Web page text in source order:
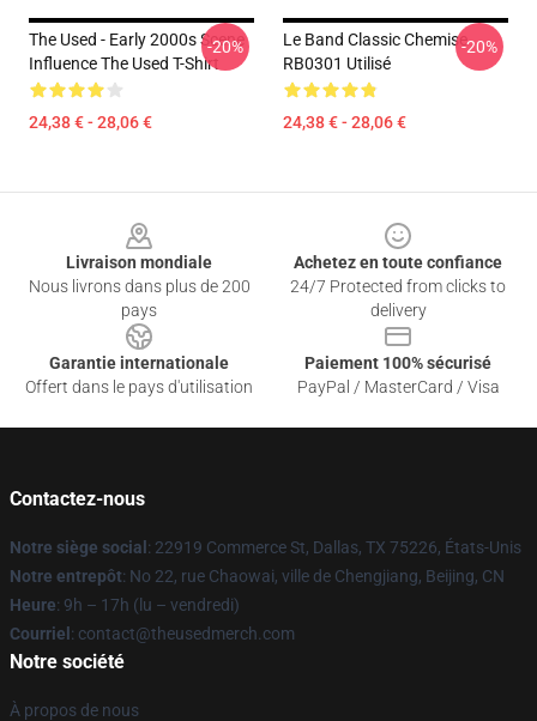
The Used - Early 2000s Scene
Influence The Used T-Shirt
24,38 € - 28,06 €
-20%
Le Band Classic Chemise
RB0301 Utilisé
24,38 € - 28,06 €
-20%
Livraison mondiale
Nous livrons dans plus de 200
pays
Achetez en toute confiance
24/7 Protected from clicks to
delivery
Garantie internationale
Offert dans le pays d'utilisation
Paiement 100% sécurisé
PayPal / MasterCard / Visa
Contactez-nous
Notre siège social : 22919 Commerce St, Dallas, TX 75226, États-Unis
Notre entrepôt: No 22, rue Chaowai, ville de Chengjiang, Beijing, CN
Heure: 9h – 17h (lu – vendredi)
Courriel : contact@theusedmerch.com
Notre société
À propos de nous